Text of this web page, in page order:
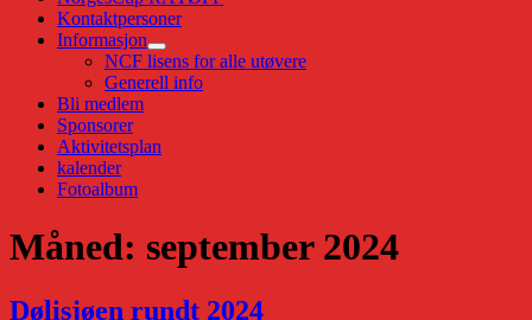
Kontaktpersoner
Informasjon
Show
sub
menu
NCF lisens for alle utøvere
Generell info
Bli medlem
Sponsorer
Aktivitetsplan
kalender
Fotoalbum
Måned: september 2024
Dølisjøen rundt 2024